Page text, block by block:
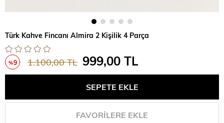
Türk Kahve Fincanı Almira 2 Kişilik 4 Parça
%9 1.100,00 TL 999,00 TL
FAVORILERE EKLE